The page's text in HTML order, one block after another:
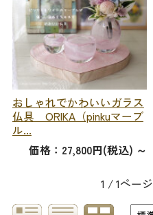
おしゃれでかわいいガラス
仏具 ORIKA（pinkuマーブ
ル...
価格：27,800円(税込) ～
1 / 1ページ